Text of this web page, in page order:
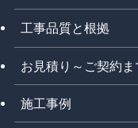
工事品質と根拠
お見積り～ご契約
施工事例